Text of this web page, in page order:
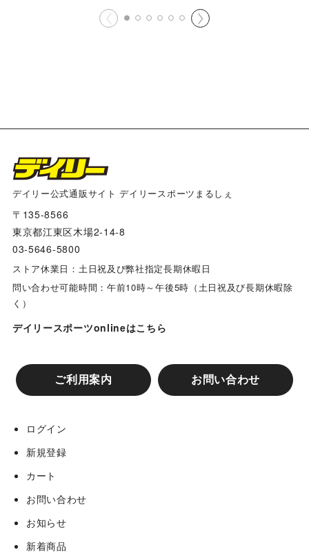
デイリー公式通販サイト デイリースポーツまるしぇ
〒135-8566
東京都江東区木場2-14-8
03-5646-5800
ストア休業日：土日祝及び弊社指定長期休暇日
問い合わせ可能時間：午前10時～午後5時（土日祝及び長期休暇除
く）
デイリースポーツonlineはこちら
ご利用案内 お問い合わせ
ログイン
新規登録
カート
お問い合わせ
お知らせ
新着商品